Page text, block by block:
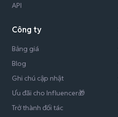
API
Công ty
Bảng giá
Blog
Ghi chú cập nhật
Ưu đãi cho Influencer🎁
Trở thành đối tác